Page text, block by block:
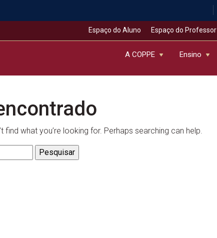
Espaço do Aluno Espaço do Professor
A COPPE Ensino
find what you’re looking for. Perhaps searching can help.